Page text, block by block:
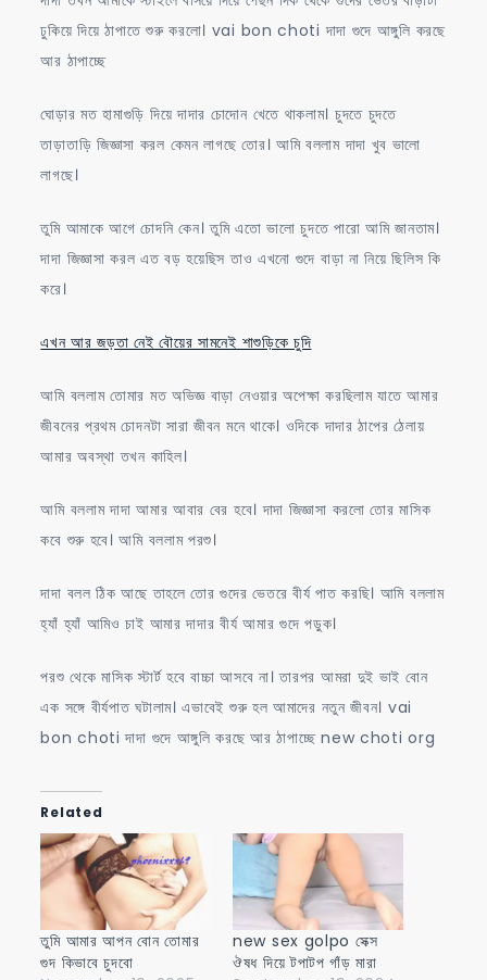
ঢুকিয়ে দিয়ে ঠাপাতে শুরু করলো। vai bon choti দাদা গুদে আঙ্গুলি করছে
আর ঠাপাচ্ছে
ঘোড়ার মত হামাগুড়ি দিয়ে দাদার চোদোন খেতে থাকলাম। চুদতে চুদতে
তাড়াতাড়ি জিজ্ঞাসা করল কেমন লাগছে তোর। আমি বললাম দাদা খুব ভালো
লাগছে।
তুমি আমাকে আগে চোদনি কেন। তুমি এতো ভালো চুদতে পারো আমি জানতাম।
দাদা জিজ্ঞাসা করল এত বড় হয়েছিস তাও এখনো গুদে বাড়া না নিয়ে ছিলিস কি
করে।
এখন আর জড়তা নেই বৌয়ের সামনেই শাশুড়িকে চুদি
আমি বললাম তোমার মত অভিজ্ঞ বাড়া নেওয়ার অপেক্ষা করছিলাম যাতে আমার
জীবনের প্রথম চোদনটা সারা জীবন মনে থাকে। ওদিকে দাদার ঠাপের ঠেলায়
আমার অবস্থা তখন কাহিল।
আমি বললাম দাদা আমার আবার বের হবে। দাদা জিজ্ঞাসা করলো তোর মাসিক
কবে শুরু হবে। আমি বললাম পরশু।
দাদা বলল ঠিক আছে তাহলে তোর গুদের ভেতরে বীর্য পাত করছি। আমি বললাম
হ্যাঁ হ্যাঁ আমিও চাই আমার দাদার বীর্য আমার গুদে পড়ুক।
পরশু থেকে মাসিক স্টার্ট হবে বাচ্চা আসবে না। তারপর আমরা দুই ভাই বোন
এক সঙ্গে বীর্যপাত ঘটালাম। এভাবেই শুরু হল আমাদের নতুন জীবন। vai
bon choti দাদা গুদে আঙ্গুলি করছে আর ঠাপাচ্ছে new choti org
Related
তুমি আমার আপন বোন তোমার
গুদ কিভাবে চুদবো
new sex golpo সেক্স
ঔষধ দিয়ে টপাটপ গাঁড় মারা